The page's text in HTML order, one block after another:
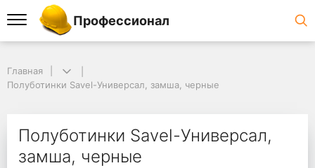
Профессионал
Главная
Полуботинки Savel-Универсал, замша, черные
Полуботинки Savel-Универсал,
замша, черные